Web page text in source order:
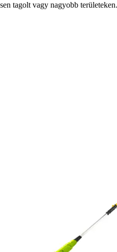
tagolt vagy nagyobb területeken.